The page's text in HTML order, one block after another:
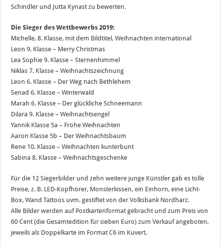
Schindler und Jutta Kynast zu bewerten.
Die Sieger des Wettbewerbs 2019:
Michelle, 8. Klasse, mit dem Bildtitel, Weihnachten international
Leon 9. Klasse – Merry Christmas
Lea Sophie 9. Klasse – Sternenhimmel
Niklas 7. Klasse – Weihnachtszeichnung
Leon 6. Klasse – Der Weg nach Bethlehem
Senad 6. Klasse – Winterwald
Marah 6. Klasse – Der glückliche Schneemann
Dilara 9. Klasse – Weihnachtsengel
Yannik Klasse 5a – Frohe Weihnachten
Aaron Klasse 5b – Der Weihnachtsbaum
Rene 10. Klasse – Weihnachten kunterbunt
Sabina 8. Klasse – Weihnachtsgeschenke
Für die 12 Siegerbilder und zehn weitere junge Künstler gab es tolle
Preise, z. B. LED-Kopfhörer, Monsterkissen, ein Einhorn, eine Licht-
Box, Wand Tattoos uvm. gestiftet von der Volksbank Nordharz.
Alle Bilder werden auf Postkartenformat gebracht und zum Preis von
60 Cent (die Gesamtedition für sieben Euro) zum Verkauf angeboten,
jeweils als Doppelkarte im Format C6 im Kuvert.